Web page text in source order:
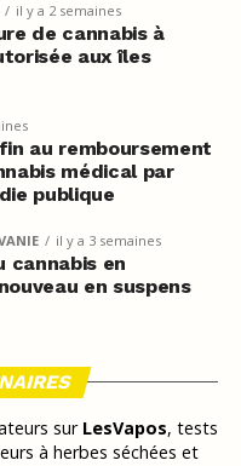
il y a 2 semaines
de cannabis à
aux îles
au remboursement
médical par
publique
il y a 3 semaines
cannabis en
en suspens
sur LesVapos, tests
à herbes séchées et